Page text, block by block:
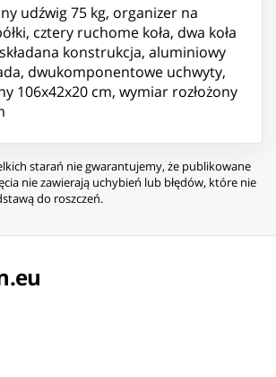
udźwig 75 kg, organizer na
cztery ruchome koła, dwa koła
konstrukcja, aluminiowy
dwukomponentowe uchwyty,
106x42x20 cm, wymiar rozłożony
starań nie gwarantujemy, że publikowane
nie zawierają uchybień lub błędów, które nie
do roszczeń.